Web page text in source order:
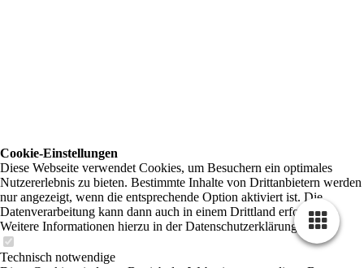
Cookie-Einstellungen
Diese Webseite verwendet Cookies, um Besuchern ein optimales
Nutzererlebnis zu bieten. Bestimmte Inhalte von Drittanbietern werden
nur angezeigt, wenn die entsprechende Option aktiviert ist. Die
Datenverarbeitung kann dann auch in einem Drittland erfolgen.
Weitere Informationen hierzu in der Datenschutzerklärung.
Technisch notwendige